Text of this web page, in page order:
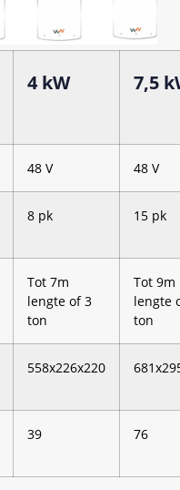
4 kW 7,5
48 V 48 V
8 pk 15 pk
Tot 7m
lengte of 3
ton
Tot 9m
lengte
ton
558x226x220
39 76